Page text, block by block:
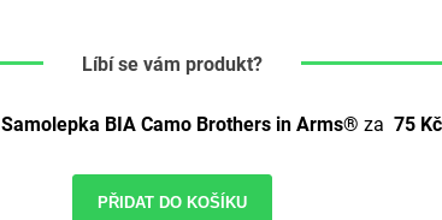
Líbí se vám produkt?
Samolepka BIA Camo Brothers in Arms® za 75 Kč
PŘIDAT DO KOŠÍKU